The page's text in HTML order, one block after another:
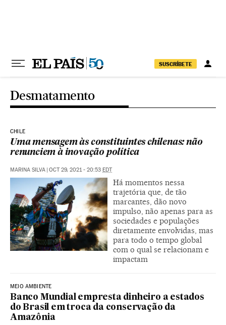
SUSCRÍBETE
Desmatamento
CHILE
Uma mensagem às constituintes chilenas: não
renunciem à inovação política
MARINA SILVA | OCT 29, 2021 - 20:53 EDT
Há momentos nessa
trajetória que, de tão
marcantes, dão novo
impulso, não apenas para as
sociedades e populações
diretamente envolvidas, mas
para todo o tempo global
com o qual se relacionam e
impactam
MEIO AMBIENTE
Banco Mundial empresta dinheiro a estados
do Brasil em troca da conservação da
Amazônia